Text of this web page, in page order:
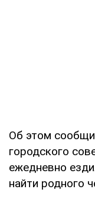
Об этом
городского
ежедневно
найти родного